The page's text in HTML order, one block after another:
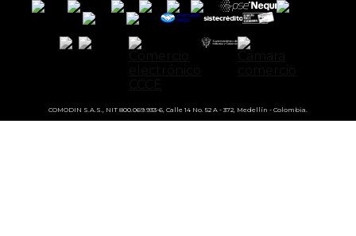
COMODIN S.A.S., NIT 800.069.933-6, Calle 14 No. 52 A - 372, Medellín - Colombia.